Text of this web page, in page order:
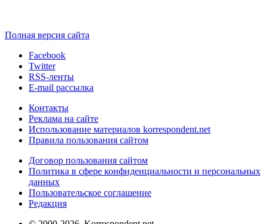
Полная версия сайта
Facebook
Twitter
RSS-ленты
E-mail рассылка
Контакты
Реклама на сайте
Использование материалов korrespondent.net
Правила пользования сайтом
Договор пользования сайтом
Политика в сфере конфиденциальности и персональных
данных
Пользовательское соглашение
Редакция